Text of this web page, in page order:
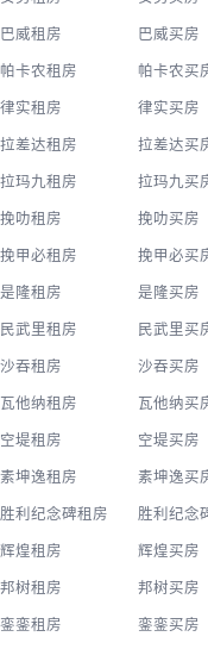
巴威租房 巴威买房
帕卡农租房 帕卡农买
律实租房 律实买房
拉差达租房 拉差达买
拉玛九租房 拉玛九买
挽叻租房 挽叻买房
挽甲必租房 挽甲必买
是隆租房 是隆买房
民武里租房 民武里买
沙吞租房 沙吞买房
瓦他纳租房 瓦他纳买
空堤租房 空堤买房
素坤逸租房 素坤逸买
胜利纪念碑租房 胜利纪念
辉煌租房 辉煌买房
邦树租房 邦树买房
銮銮租房 銮銮买房